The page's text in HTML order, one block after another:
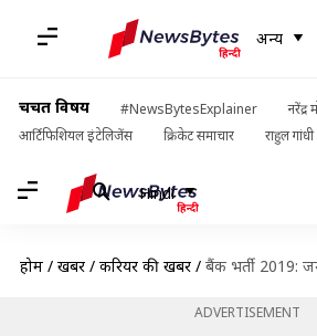
अन्य
चर्चित विषय #NewsBytesExplainer
नरेंद्र
आर्टिफिशियल इंटेलिजेंस
क्रिकेट समाचार राहुल गांधी
Hindi
होम / खबरें / करियर की खबरें / बैंक भर्ती 2019: जनरल ऑफिसर के
ADVERTISEMENT